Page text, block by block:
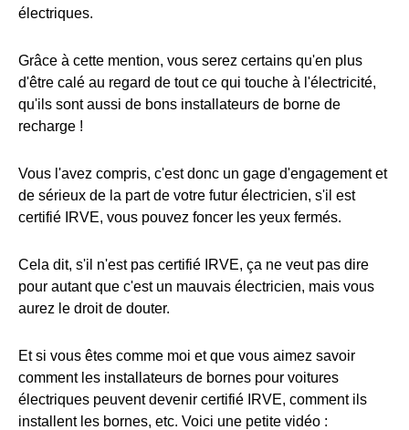
électriques.
Grâce à cette mention, vous serez certains qu'en plus
d'être calé au regard de tout ce qui touche à l'électricité,
qu'ils sont aussi de bons installateurs de borne de
recharge !
Vous l'avez compris, c'est donc un gage d'engagement et
de sérieux de la part de votre futur électricien, s'il est
certifié IRVE, vous pouvez foncer les yeux fermés.
Cela dit, s'il n'est pas certifié IRVE, ça ne veut pas dire
pour autant que c'est un mauvais électricien, mais vous
aurez le droit de douter.
Et si vous êtes comme moi et que vous aimez savoir
comment les installateurs de bornes pour voitures
électriques peuvent devenir certifié IRVE, comment ils
installent les bornes, etc. Voici une petite vidéo :